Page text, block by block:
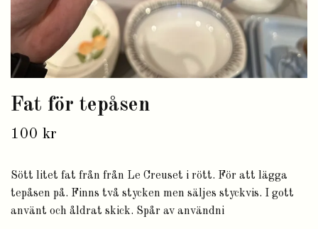
Fat för tepåsen
100 kr
Sött litet fat från från Le Creuset i rött. För att lägga
tepåsen på. Finns två stycken men säljes styckvis. I gott
använt och åldrat skick. Spår av användni